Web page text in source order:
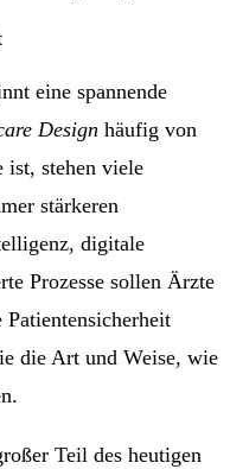
eine spannende
Design häufig von
ist, stehen viele
stärkeren
digitale
Prozesse sollen Ärzte
die Art und Weise, wie
Teil des heutigen